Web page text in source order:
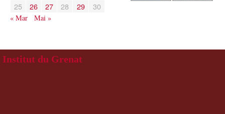
25
26 27 28 29 30
« Mar Mai »
Institut du Grenat